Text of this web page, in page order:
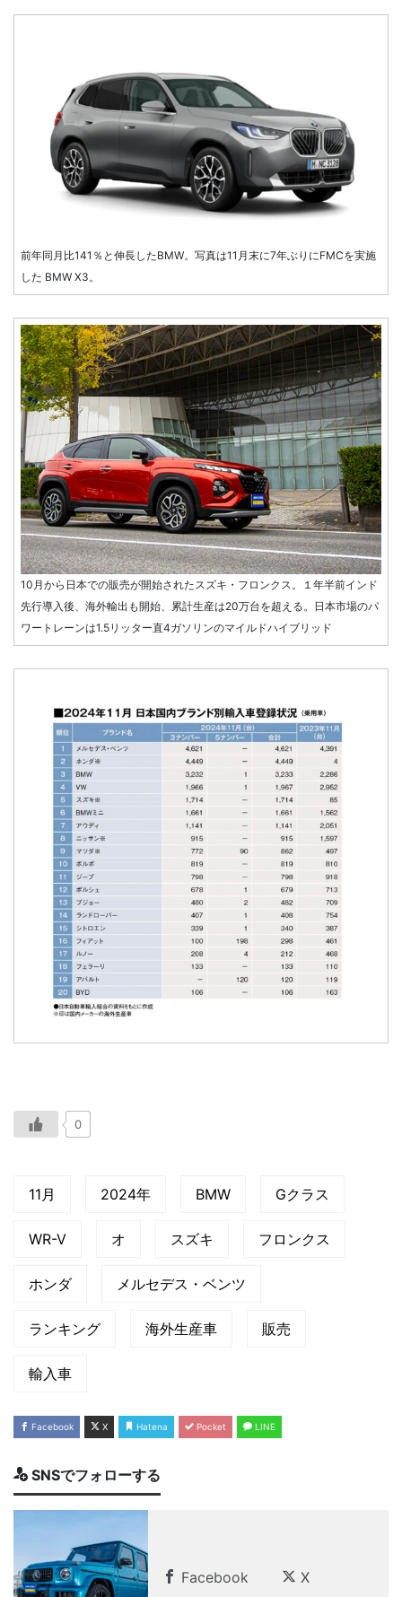
前年同月比141％と伸長したBMW。写真は11月末に7年ぶりにFMCを実施
した BMW X3。
10月から日本での販売が開始されたスズキ・フロンクス。１年半前インド
先行導入後、海外輸出も開始、累計生産は20万台を超える。日本市場のパ
ワートレーンは1.5リッター直4ガソリンのマイルドハイブリッド
0
11月 2024年 BMW Gクラス
WR-V オ スズキ フロンクス
ホンダ メルセデス・ベンツ
ランキング 海外生産車 販売
輸入車
Facebook X Hatena Pocket LINE
SNSでフォローする
Facebook X